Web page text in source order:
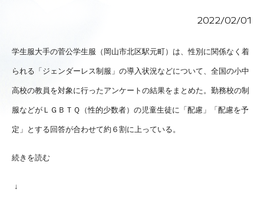
2022/02/01
学生服大手の菅公学生服（岡山市北区駅元町）は、性別に関係なく着
られる「ジェンダーレス制服」の導入状況などについて、全国の小中
高校の教員を対象に行ったアンケートの結果をまとめた。勤務校の制
服などがＬＧＢＴＱ（性的少数者）の児童生徒に「配慮」「配慮を予
定」とする回答が合わせて約６割に上っている。
続きを読む
↓